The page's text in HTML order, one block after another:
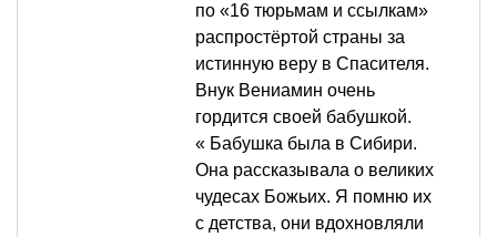
по «16 тюрьмам и ссылкам»
распростёртой страны за
истинную веру в Спасителя.
Внук Вениамин очень
гордится своей бабушкой.
« Бабушка была в Сибири.
Она рассказывала о великих
чудесах Божьих. Я помню их
с детства, они вдохновляли